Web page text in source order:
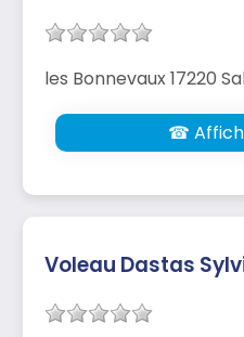
les Bonnevaux 17220
☎
Voleau Dastas